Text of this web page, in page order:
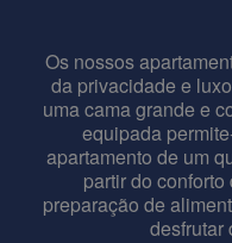
Os nossos
da privacidade e
uma cama grande e
equipada
apartamento de um
partir do
preparação de
desfrutar